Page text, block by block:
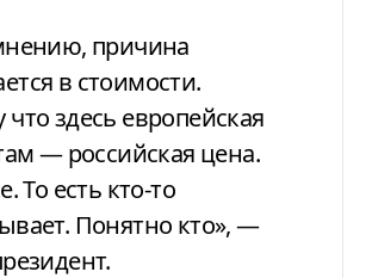
причина
в стоимости.
здесь европейская
— российская цена.
То есть кто-то
Понятно кто», —